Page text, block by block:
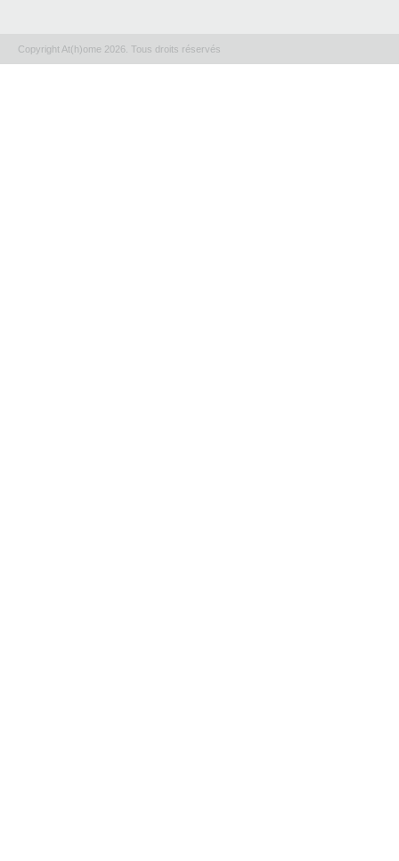
Copyright At(h)ome 2026. Tous droits réservés